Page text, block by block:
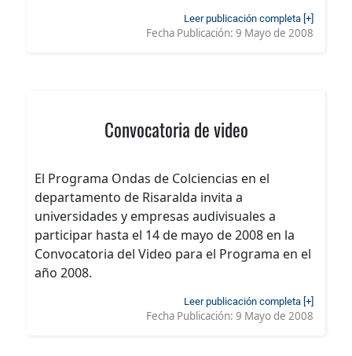
Leer publicación completa [+]
Fecha Publicación: 9 Mayo de 2008
Convocatoria de video
El Programa Ondas de Colciencias en el
departamento de Risaralda invita a
universidades y empresas audivisuales a
participar hasta el 14 de mayo de 2008 en la
Convocatoria del Video para el Programa en el
año 2008.
Leer publicación completa [+]
Fecha Publicación: 9 Mayo de 2008